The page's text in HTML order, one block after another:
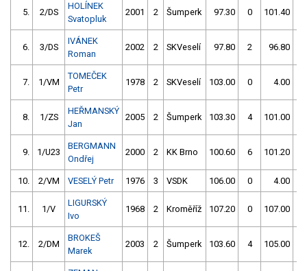
5. 2/DS
HOLÍNEK
Svatopluk
2001 2 Šumperk 97.30 0 101.40
6. 3/DS
IVÁNEK
Roman
2002 2 SKVeselí 97.80 2 96.80
7. 1/VM
TOMEČEK
Petr
1978 2 SKVeselí 103.00 0 4.00
8. 1/ZS
HEŘMANSKÝ
Jan
2005 2 Šumperk 103.30 4 101.00
9. 1/U23
BERGMANN
Ondřej
2000 2 KK Brno 100.60 6 101.20
10. 2/VM VESELÝ Petr 1976 3 VSDK 106.00 0 4.00
11. 1/V
LIGURSKÝ
Ivo
1968 2 Kroměříž 107.20 0 107.00
12. 2/DM
BROKEŠ
Marek
2003 2 Šumperk 103.60 4 105.00